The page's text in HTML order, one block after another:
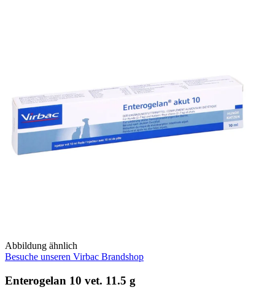
Abbildung ähnlich
Besuche unseren Virbac Brandshop
Enterogelan 10 vet. 11.5 g